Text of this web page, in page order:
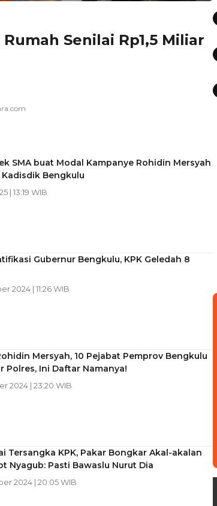
Senilai Rp1,5 Miliar
SMA buat Modal Kampanye Rohidin Mersyah
Kadisdik Bengkulu
| 13:19 WIB
Gubernur Bengkulu, KPK Geledah 8
2024 | 11:26 WIB
Mersyah, 10 Pejabat Pemprov Bengkulu
Polres, Ini Daftar Namanya!
2024 | 23:20 WIB
Tersangka KPK, Pakar Bongkar Akal-akalan
Nyagub: Pasti Bawaslu Nurut Dia
2024 | 20:05 WIB